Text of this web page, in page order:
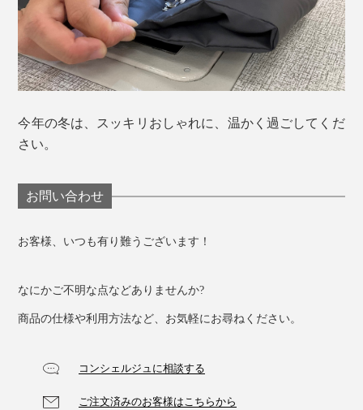
今年の冬は、スッキリおしゃれに、温かく過ごしてくだ
さい。
お問い合わせ
お客様、いつも有り難うございます！
なにかご不明な点などありませんか?
商品の仕様や利用方法など、お気軽にお尋ねください。
コンシェルジュに相談する
ご注文済みのお客様はこちらから